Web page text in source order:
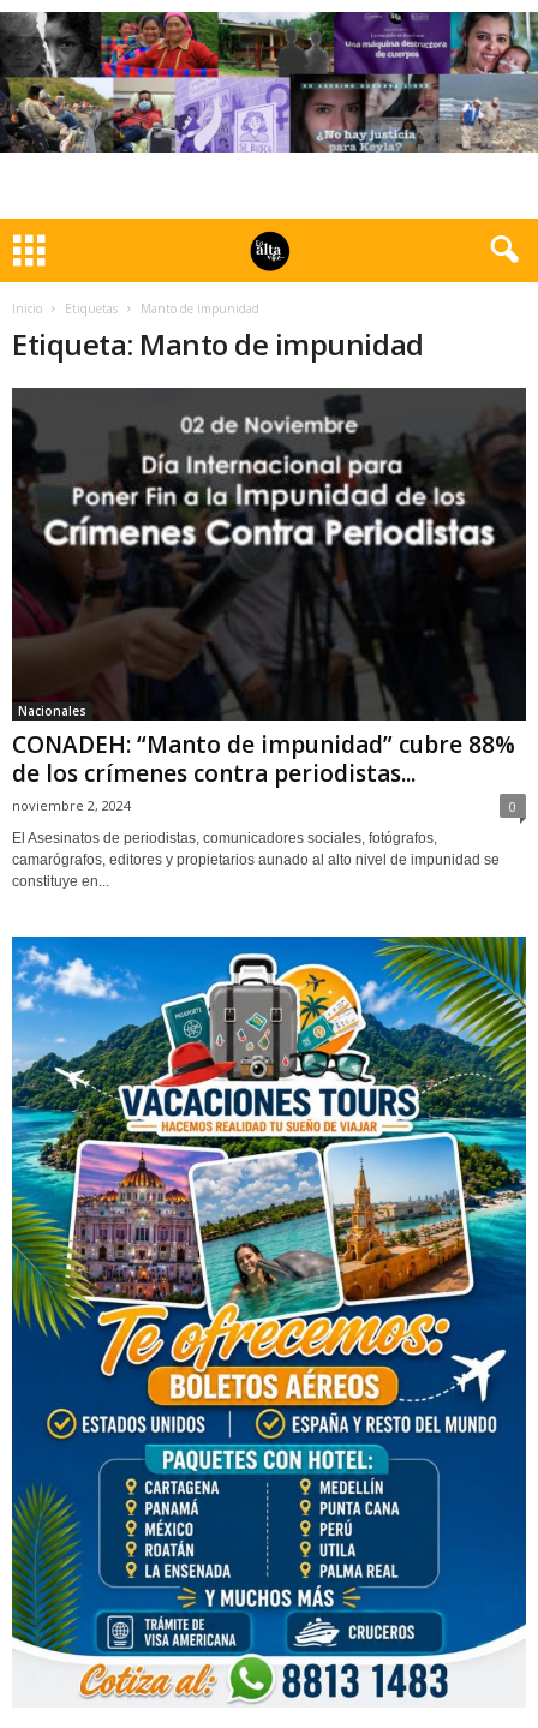
Inicio Etiquetas Manto de impunidad
Etiqueta: Manto de impunidad
Nacionales
CONADEH: “Manto de impunidad” cubre 88%
de los crímenes contra periodistas...
noviembre 2, 2024 0
El Asesinatos de periodistas, comunicadores sociales, fotógrafos,
camarógrafos, editores y propietarios aunado al alto nivel de impunidad se
constituye en...